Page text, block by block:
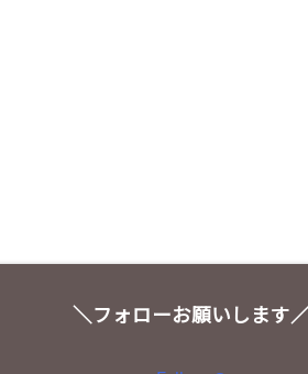
＼フォローお願いします／